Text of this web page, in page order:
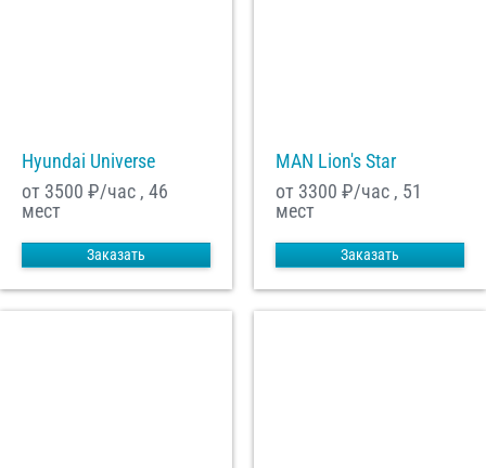
Hyundai Universe
от 3500 ₽/час , 46
мест
Заказать
MAN Lion's Star
от 3300 ₽/час , 51
мест
Заказать